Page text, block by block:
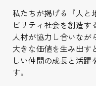
私たちが掲げる『人と
ビリティ社会を創造
人材が協力し合いなが
大きな価値を生み出す
しい仲間の成長と活躍
す。